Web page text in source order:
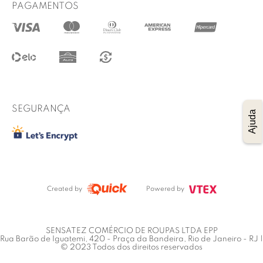
Ajuda
Regulamento das promoções
Trocas e Devoluções
PAGAMENTOS
SEGURANÇA
Created by Powered by
SENSATEZ COMÉRCIO DE ROUPAS LTDA EPP
Rua Barão de Iguatemi, 420 - Praça da Bandeira, Rio de Janeiro - RJ |
© 2023 Todos dos direitos reservados